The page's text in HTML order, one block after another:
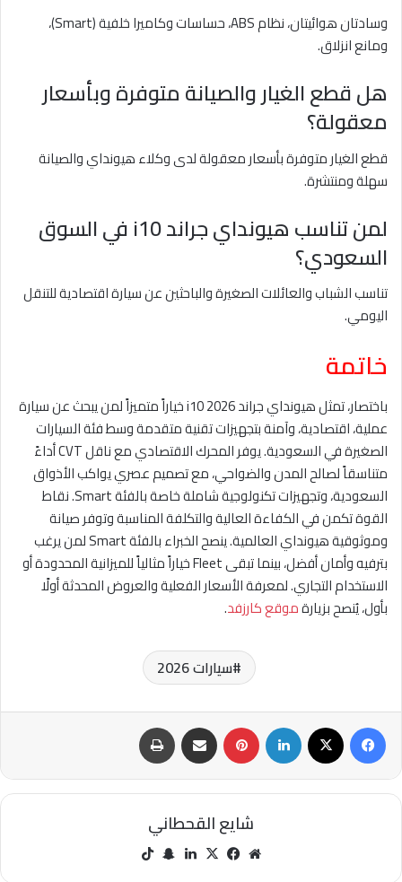
وسادتان هوائيتان، نظام ABS، حساسات وكاميرا خلفية (Smart)،
ومانع انزلاق.
هل قطع الغيار والصيانة متوفرة وبأسعار
معقولة؟
قطع الغيار متوفرة بأسعار معقولة لدى وكلاء هيونداي والصيانة
سهلة ومنتشرة.
لمن تناسب هيونداي جراند i10 في السوق
السعودي؟
تناسب الشباب والعائلات الصغيرة والباحثين عن سيارة اقتصادية للتنقل
اليومي.
خاتمة
باختصار، تمثل هيونداي جراند i10 2026 خياراً متميزاً لمن يبحث عن سيارة
عملية، اقتصادية، وآمنة بتجهيزات تقنية متقدمة وسط فئة السيارات
الصغيرة في السعودية. يوفر المحرك الاقتصادي مع ناقل CVT أداءً
متناسقاً لصالح المدن والضواحي، مع تصميم عصري يواكب الأذواق
السعودية، وتجهيزات تكنولوجية شاملة خاصة بالفئة Smart. نقاط
القوة تكمن في الكفاءة العالية والتكلفة المناسبة وتوفر صيانة
وموثوقية هيونداي العالمية. ينصح الخبراء بالفئة Smart لمن يرغب
بترفيه وأمان أفضل، بينما تبقى Fleet خياراً مثالياً للميزانية المحدودة أو
الاستخدام التجاري. لمعرفة الأسعار الفعلية والعروض المحدثة أولًا
بأول، يُنصح بزيارةموقع كارزفد.
سيارات 2026
فيسبوك ‫X لينكدإن بينتيريست مشاركة عبر البريد طباعة
شايع القحطاني
مو في ‫X لينك سنا